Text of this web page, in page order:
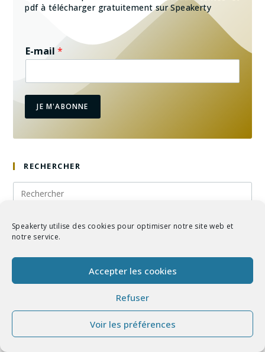
Speakerty utilise des cookies pour optimiser notre site web et
notre service.
Accepter les cookies
Refuser
Voir les préférences
pdf à télécharger gratuitement sur Speakerty
E-mail*
JE M'ABONNE
RECHERCHER
ŒUVRES AU HASARD
La Cloche Fêlée
10/07/2020 / 0 COMMENTAIRE
Mystique